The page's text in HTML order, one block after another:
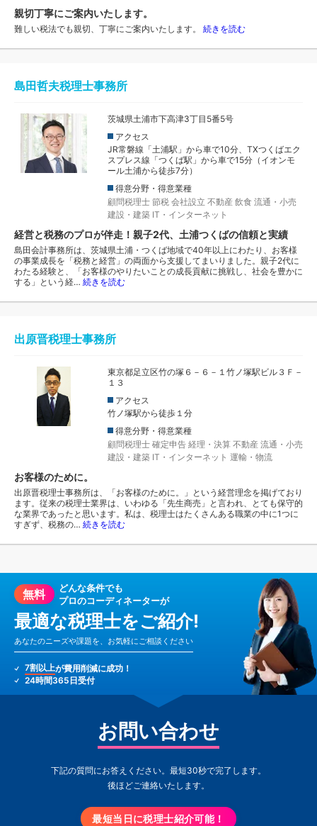
親切丁寧にご案内いたします。
難しい税法でも親切、丁寧にご案内いたします。 続きを読む
島田哲夫税理士事務所
茨城県土浦市下高津3丁目5番5号
アクセス
JR常磐線「土浦駅」から車で10分、TXつくばエク
スプレス線「つくば駅」から車で15分（イオンモ
ール土浦から徒歩7分）
得意分野・得意業種
顧問税理士 節税 会社設立 不動産 飲食 流通・小売
建設・建築 IT・インターネット
経営と税務のプロが伴走！親子2代、土浦つくばの信頼と実績
島田会計事務所は、茨城県土浦・つくば地域で40年以上にわたり、お客様
の事業成長を「税務と経営」の両面から支援してまいりました。親子2代に
わたる経験と、「お客様のやりたいことの成長貢献に挑戦し、社会を豊かに
する」という経… 続きを読む
出原晋税理士事務所
東京都足立区竹の塚６－６－１竹ノ塚駅ビル３Ｆ－
１３
アクセス
竹ノ塚駅から徒歩１分
得意分野・得意業種
顧問税理士 確定申告 経理・決算 不動産 流通・小売
建設・建築 IT・インターネット 運輸・物流
お客様のために。
出原晋税理士事務所は、「お客様のために。」という経営理念を掲げており
ます。従来の税理士業界は、いわゆる「先生商売」と言われ、とても保守的
な業界であったと思います。私は、税理士はたくさんある職業の中に1つに
すぎず、税務の… 続きを読む
無料
どんな条件でも
プロのコーディネーターが
最適な税理士をご紹介!
あなたのニーズや課題を、お気軽にご相談ください
7割以上が費用削減に成功！
24時間365日受付
お問い合わせ
下記の質問にお答えください。最短30秒で完了します。
後ほどご連絡いたします。
最短当日に税理士紹介可能！